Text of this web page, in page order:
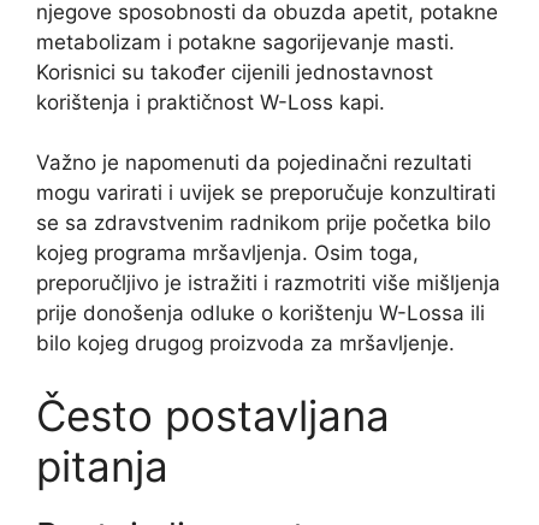
njegove sposobnosti da obuzda apetit, potakne
metabolizam i potakne sagorijevanje masti.
Korisnici su također cijenili jednostavnost
korištenja i praktičnost W-Loss kapi.
Važno je napomenuti da pojedinačni rezultati
mogu varirati i uvijek se preporučuje konzultirati
se sa zdravstvenim radnikom prije početka bilo
kojeg programa mršavljenja. Osim toga,
preporučljivo je istražiti i razmotriti više mišljenja
prije donošenja odluke o korištenju W-Lossa ili
bilo kojeg drugog proizvoda za mršavljenje.
Često postavljana
pitanja